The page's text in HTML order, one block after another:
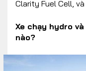
Clarity Fuel Cell, và
Xe chạy hydro
nào?